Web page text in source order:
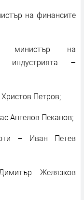
на финансите
и министър на
индустрията –
Петров;
Ангелов Пеканов;
– Иван Петев
Желязков